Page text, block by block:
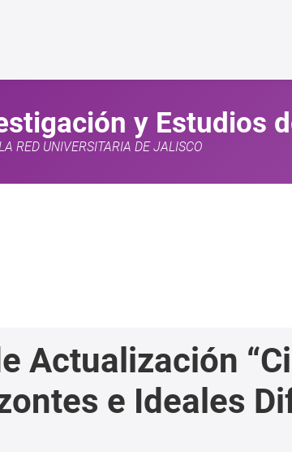
y Estudios
RED UNIVERSITARIA DE JALISCO
Actualización
e Ideales